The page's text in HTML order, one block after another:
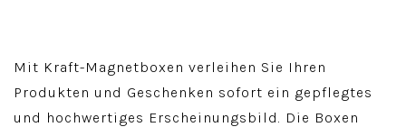
Mit Kraft-Magnetboxen verleihen Sie Ihren
Produkten und Geschenken sofort ein gepflegtes
und hochwertiges Erscheinungsbild. Die Boxen